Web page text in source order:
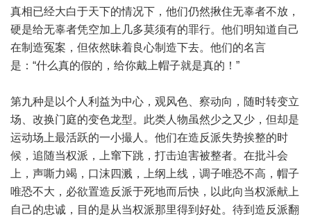
真相已经大白于天下的情况下，他们仍然揪住无辜者不放，
硬是给无辜者凭空加上几多莫须有的罪行。他们明知道自己
在制造冤案，但依然昧着良心制造下去。他们的名言
是：“什么真的假的，给你戴上帽子就是真的！”
第九种是以个人利益为中心，观风色、察动向，随时转变立
场、改换门庭的变色龙型。此类人物虽然少之又少，但却是
运动场上最活跃的一小撮人。他们在造反派失势挨整的时
候，追随当权派，上窜下跳，打击迫害被整者。在批斗会
上，声嘶力竭，口沫四溅，上纲上线，调子唯恐不高，帽子
唯恐不大，必欲置造反派于死地而后快，以此向当权派献上
自己的忠诚，目的是从当权派那里得到好处。待到造反派翻